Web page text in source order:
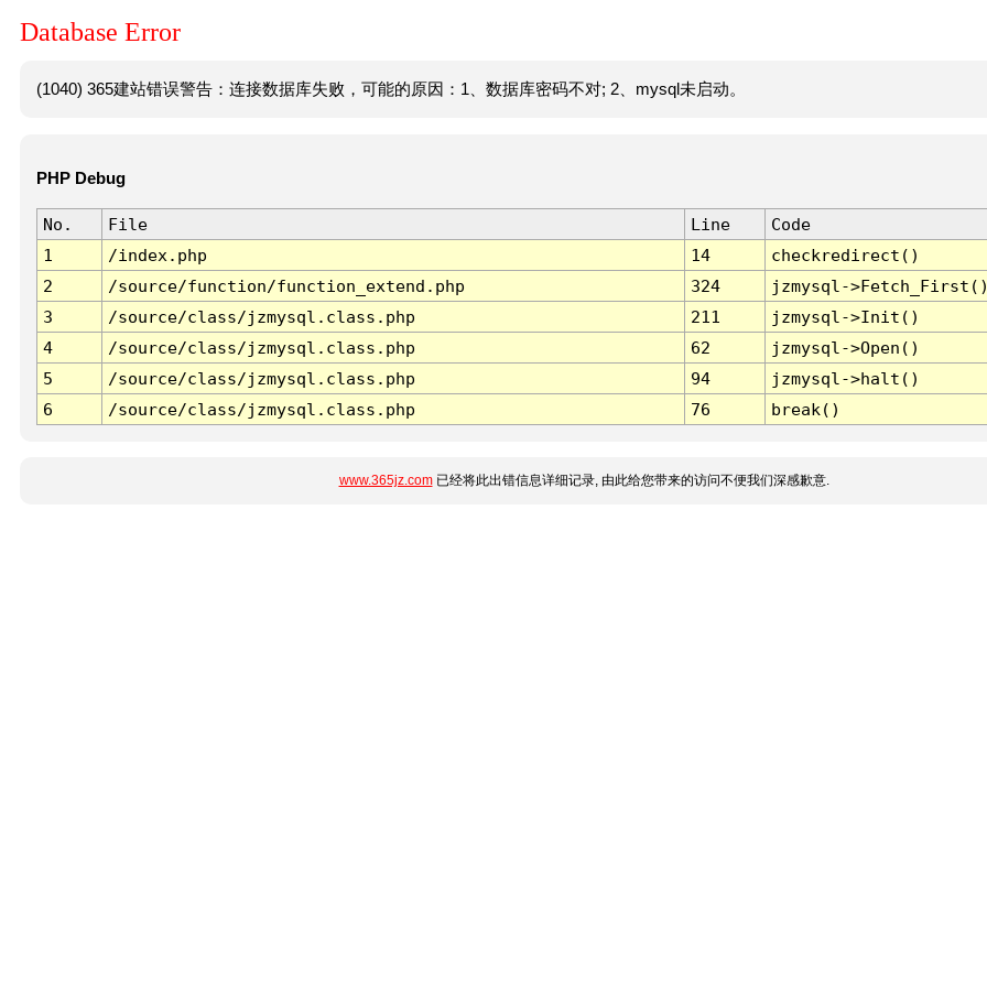
Database Error
(1040) 365建站错误警告：连接数据库失败，可能的原因：1、数据库密码不对; 2、mysql未启动。
PHP Debug
No. File Line
Code
1
/index.php 14
checkredirect()
2
/source/function/function_extend.php 324
jzmysql-
3
/source/class/jzmysql.class.php 211
jzmysql->Init()
4
/source/class/jzmysql.class.php 62
jzmysql->Open()
5
/source/class/jzmysql.class.php 94
jzmysql->halt()
6
/source/class/jzmysql.class.php 76 break()
www.365jz.com已经将此出错信息详细记录, 由此给您带来的访问不便我们深感歉意.